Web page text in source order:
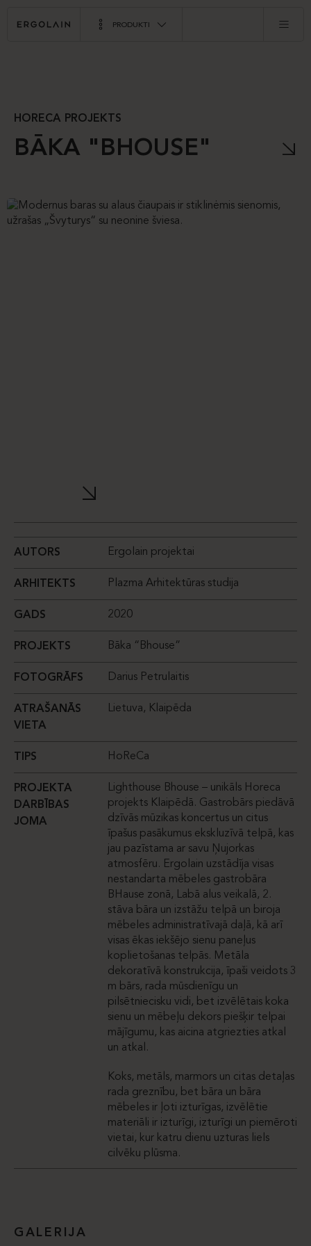
PRODUKTI
HORECA PROJEKTS
BĀKA "BHOUSE"
AUTORS Ergolain projektai
ARHITEKTS Plazma Arhitektūras studija
GADS 2020
PROJEKTS Bāka “Bhouse”
FOTOGRĀFS Darius Petrulaitis
ATRAŠANĀS
VIETA
Lietuva, Klaipēda
TIPS HoReCa
PROJEKTA
DARBĪBAS
JOMA
Lighthouse Bhouse – unikāls Horeca
projekts Klaipēdā. Gastrobārs piedāvā
dzīvās mūzikas koncertus un citus
īpašus pasākumus ekskluzīvā telpā, kas
jau pazīstama ar savu Ņujorkas
atmosfēru. Ergolain uzstādīja visas
nestandarta mēbeles gastrobāra
BHause zonā, Labā alus veikalā, 2.
stāva bāra un izstāžu telpā un biroja
mēbeles administratīvajā daļā, kā arī
visas ēkas iekšējo sienu paneļus
koplietošanas telpās. Metāla
dekoratīvā konstrukcija, īpaši veidots 3
m bārs, rada mūsdienīgu un
pilsētniecisku vidi, bet izvēlētais koka
sienu un mēbeļu dekors piešķir telpai
mājīgumu, kas aicina atgriezties atkal
un atkal.
Koks, metāls, marmors un citas detaļas
rada greznību, bet bāra un bāra
mēbeles ir ļoti izturīgas, izvēlētie
materiāli ir izturīgi, izturīgi un piemēroti
vietai, kur katru dienu uzturas liels
cilvēku plūsma.
GALERIJA